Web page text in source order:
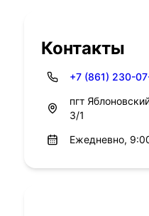
Контакты
+7 (861) 230-
пгт
3/1
Ежедневно,